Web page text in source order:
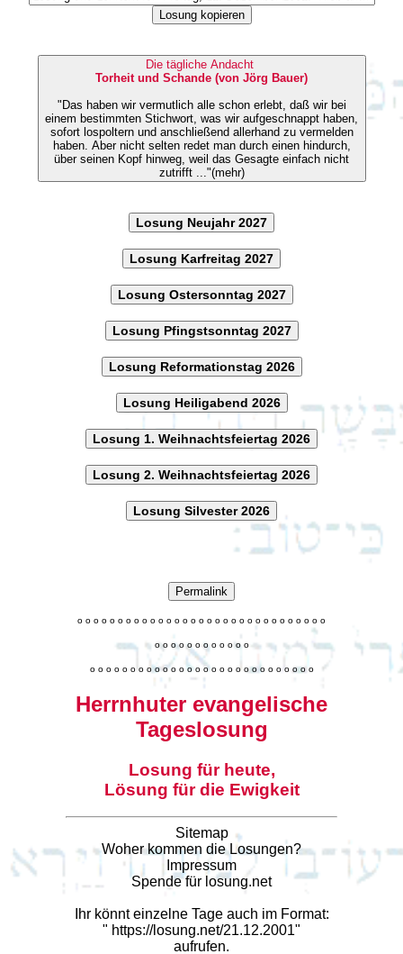
Losung kopieren
Die tägliche Andacht
Torheit und Schande (von Jörg Bauer)
"Das haben wir vermutlich alle schon erlebt, daß wir bei
einem bestimmten Stichwort, was wir aufgeschnappt haben,
sofort lospoltern und anschließend allerhand zu vermelden
haben. Aber nicht selten redet man durch einen hindurch,
über seinen Kopf hinweg, weil das Gesagte einfach nicht
zutrifft ..."(mehr)
Losung Neujahr 2027
Losung Karfreitag 2027
Losung Ostersonntag 2027
Losung Pfingstsonntag 2027
Losung Reformationstag 2026
Losung Heiligabend 2026
Losung 1. Weihnachtsfeiertag 2026
Losung 2. Weihnachtsfeiertag 2026
Losung Silvester 2026
Permalink
o o o o o o o o o o o o o o o o o o o o o o o o o o o o o o o
o o o o o o o o o o o o
o o o o o o o o o o o o o o o o o o o o o o o o o o o o
Herrnhuter evangelische
Tageslosung
Losung für heute,
Lösung für die Ewigkeit
Sitemap
Woher kommen die Losungen?
Impressum
Spende für losung.net
Ihr könnt einzelne Tage auch im Format:
" https://losung.net/21.12.2001"
aufrufen.